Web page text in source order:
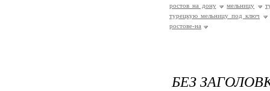
ростов на дону
мельницу
турецкую мельницу под ключ
ростове-на
БЕЗ